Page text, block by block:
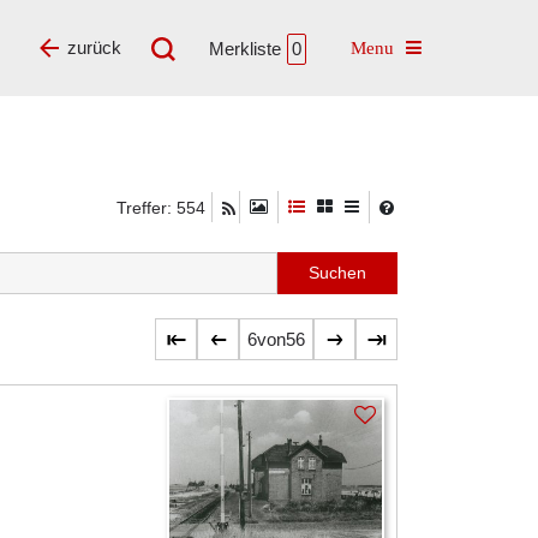
Merkliste 0 Toggle navigation
zurück
Treffer: 554
6von56